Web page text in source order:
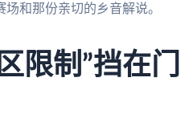
和那份亲切的乡音解说。
限制”挡在门